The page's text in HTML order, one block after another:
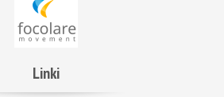
Linki